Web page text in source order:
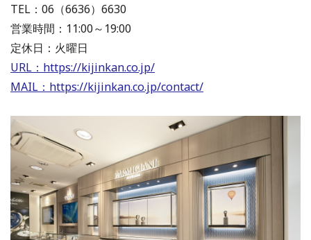
TEL：06（6636）6630
営業時間：11:00～19:00
定休日：火曜日
URL： https://kijinkan.co.jp/
MAIL： https://kijinkan.co.jp/contact/